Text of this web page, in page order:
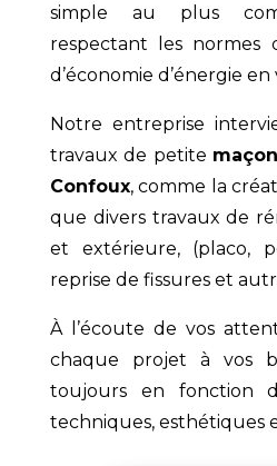
simple au plus
respectant les normes
d’économie d’énergie
Notre entreprise
travaux de petite
Confoux, comme la
que divers travaux de
et extérieure, (placo,
reprise de fissures et
À l’écoute de vos
chaque projet à vos
toujours en fonction
techniques, esthétiques